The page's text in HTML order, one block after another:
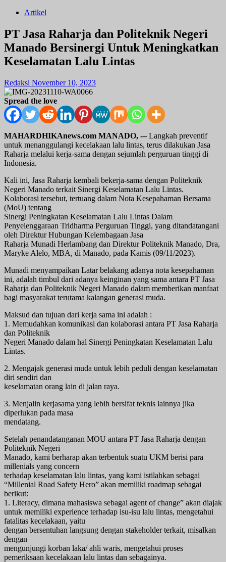
Artikel
PT Jasa Raharja dan Politeknik Negeri
Manado Bersinergi Untuk Meningkatkan
Keselamatan Lalu Lintas
Redaksi November 10, 2023
Spread the love
MAHARDHIKAnews.com MANADO, -– Langkah preventif
untuk menanggulangi kecelakaan lalu lintas, terus dilakukan Jasa
Raharja melalui kerja-sama dengan sejumlah perguruan tinggi di
Indonesia.
Kali ini, Jasa Raharja kembali bekerja-sama dengan Politeknik
Negeri Manado terkait Sinergi Keselamatan Lalu Lintas.
Kolaborasi tersebut, tertuang dalam Nota Kesepahaman Bersama
(MoU) tentang
Sinergi Peningkatan Keselamatan Lalu Lintas Dalam
Penyelenggaraan Tridharma Perguruan Tinggi, yang ditandatangani
oleh Direktur Hubungan Kelembagaan Jasa
Raharja Munadi Herlambang dan Direktur Politeknik Manado, Dra,
Maryke Alelo, MBA, di Manado, pada Kamis (09/11/2023).
Munadi menyampaikan Latar belakang adanya nota kesepahaman
ini, adalah timbul dari adanya keinginan yang sama antara PT Jasa
Raharja dan Politeknik Negeri Manado dalam memberikan manfaat
bagi masyarakat terutama kalangan generasi muda.
Maksud dan tujuan dari kerja sama ini adalah :
1. Memudahkan komunikasi dan kolaborasi antara PT Jasa Raharja
dan Politeknik
Negeri Manado dalam hal Sinergi Peningkatan Keselamatan Lalu
Lintas.
2. Mengajak generasi muda untuk lebih peduli dengan keselamatan
diri sendiri dan
keselamatan orang lain di jalan raya.
3. Menjalin kerjasama yang lebih bersifat teknis lainnya jika
diperlukan pada masa
mendatang.
Setelah penandatanganan MOU antara PT Jasa Raharja dengan
Politeknik Negeri
Manado, kami berharap akan terbentuk suatu UKM berisi para
millenials yang concern
terhadap keselamatan lalu lintas, yang kami istilahkan sebagai
“Millenial Road Safety Hero” akan memiliki roadmap sebagai
berikut:
1. Literacy, dimana mahasiswa sebagai agent of change” akan diajak
untuk memiliki experience terhadap isu-isu lalu lintas, mengetahui
fatalitas kecelakaan, yaitu
dengan bersentuhan langsung dengan stakeholder terkait, misalkan
dengan
mengunjungi korban laka/ ahli waris, mengetahui proses
pemeriksaan kecelakaan lalu lintas dan sebagainya.